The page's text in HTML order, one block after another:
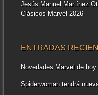
Jesús Manuel Martínez
Clásicos Marvel 2026
ENTRADAS
Novedades Marvel de
Spiderwoman tendrá